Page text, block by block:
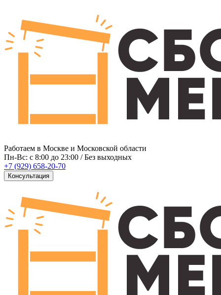
Работаем в Москве и Московской области
Пн-Вс: c 8:00 до 23:00 / Без выходных
+7 (929) 658-20-70
Консультация